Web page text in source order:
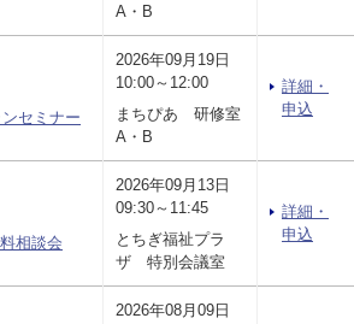
A・B
セミナー
2026年09月19日
10:00～12:00
まちぴあ 研修室
A・B
詳細・
申込
相談会
2026年09月13日
09:30～11:45
とちぎ福祉プラ
ザ 特別会議室
詳細・
申込
2026年08月09日